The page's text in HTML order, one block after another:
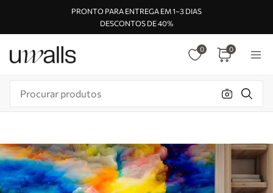
PRONTO PARA ENTREGA EM 1–3 DIAS
DESCONTOS DE 40%
0 0